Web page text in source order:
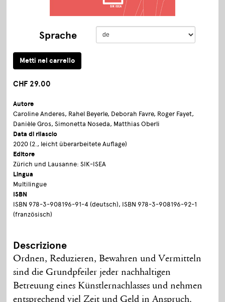
Sprache
CHF 29.00
Autore
Caroline Anderes, Rahel Beyerle, Deborah Favre, Roger Fayet,
Danièle Gros, Simonetta Noseda, Matthias Oberli
Data di rilascio
2020 (2., leicht überarbeitete Auflage)
Editore
Zürich und Lausanne: SIK-ISEA
Lingua
Multilingue
ISBN
ISBN 978-3-908196-91-4 (deutsch), ISBN 978-3-908196-92-1
(französisch)
Descrizione
Ordnen, Reduzieren, Bewahren und Vermitteln
sind die Grundpfeiler jeder nachhaltigen
Betreuung eines Künstlernachlasses und nehmen
entsprechend viel Zeit und Geld in Anspruch.